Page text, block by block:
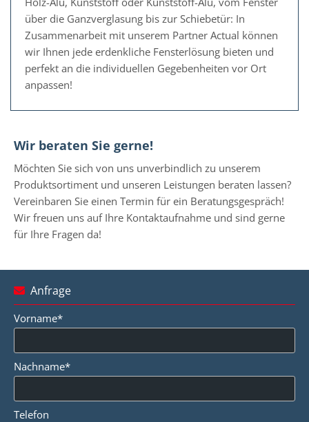
über die Ganzverglasung bis zur Schiebetür: In
Zusammenarbeit mit unserem Partner Actual können
wir Ihnen jede erdenkliche Fensterlösung bieten und
perfekt an die individuellen Gegebenheiten vor Ort
anpassen!
Wir beraten Sie gerne!
Möchten Sie sich von uns unverbindlich zu unserem
Produktsortiment und unseren Leistungen beraten lassen?
Vereinbaren Sie einen Termin für ein Beratungsgespräch!
Wir freuen uns auf Ihre Kontaktaufnahme und sind gerne
für Ihre Fragen da!
 Anfrage
Vorname*
Nachname*
Telefon